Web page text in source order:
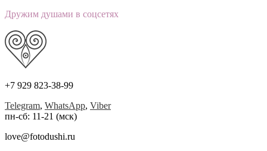
Дружим душами в соцсетях
+7 929 823-38-99
Telegram, WhatsApp, Viber
пн-сб: 11-21 (мск)
love@fotodushi.ru